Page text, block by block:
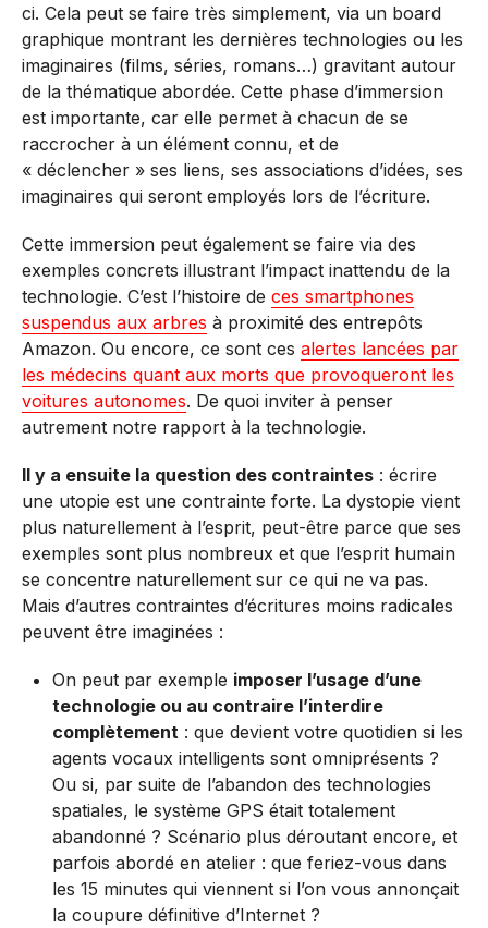
ci. Cela peut se faire très simplement, via un board
graphique montrant les dernières technologies ou les
imaginaires (films, séries, romans…) gravitant autour
de la thématique abordée. Cette phase d’immersion
est importante, car elle permet à chacun de se
raccrocher à un élément connu, et de
« déclencher » ses liens, ses associations d’idées, ses
imaginaires qui seront employés lors de l’écriture.
Cette immersion peut également se faire via des
exemples concrets illustrant l’impact inattendu de la
technologie. C’est l’histoire de ces smartphones
suspendus aux arbres à proximité des entrepôts
Amazon. Ou encore, ce sont ces alertes lancées par
les médecins quant aux morts que provoqueront les
voitures autonomes. De quoi inviter à penser
autrement notre rapport à la technologie.
Il y a ensuite la question des contraintes : écrire
une utopie est une contrainte forte. La dystopie vient
plus naturellement à l’esprit, peut-être parce que ses
exemples sont plus nombreux et que l’esprit humain
se concentre naturellement sur ce qui ne va pas.
Mais d’autres contraintes d’écritures moins radicales
peuvent être imaginées :
On peut par exemple imposer l’usage d’une
technologie ou au contraire l’interdire
complètement : que devient votre quotidien si les
agents vocaux intelligents sont omniprésents ?
Ou si, par suite de l’abandon des technologies
spatiales, le système GPS était totalement
abandonné ? Scénario plus déroutant encore, et
parfois abordé en atelier : que feriez-vous dans
les 15 minutes qui viennent si l’on vous annonçait
la coupure définitive d’Internet ?